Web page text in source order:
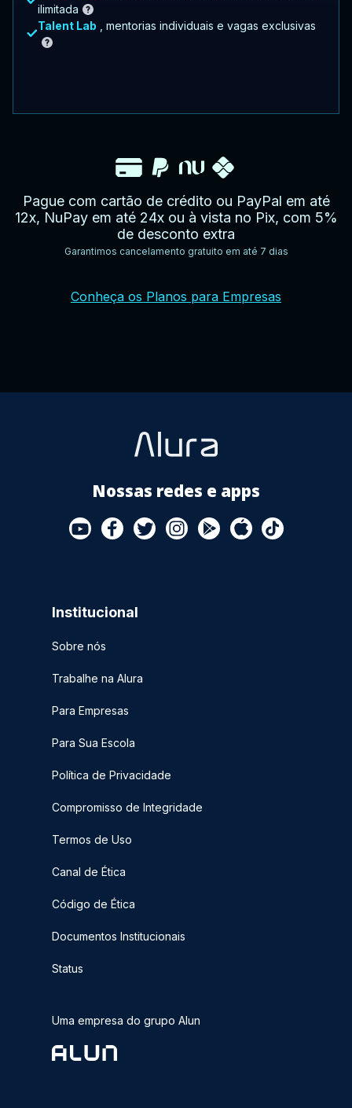
ilimitada
Talent Lab
, mentorias individuais e vagas exclusivas
Pague com cartão de crédito ou PayPal em até
12x, NuPay em até 24x ou à vista no Pix, com 5%
de desconto extra
Garantimos cancelamento gratuito em até 7 dias
Conheça os Planos para Empresas
Nossas redes e apps
Play
Institucional
Sobre nós
Trabalhe na Alura
Para Empresas
Para Sua Escola
Política de Privacidade
Compromisso de Integridade
Termos de Uso
Canal de Ética
Código de Ética
Documentos Institucionais
Status
Uma empresa do grupo Alun